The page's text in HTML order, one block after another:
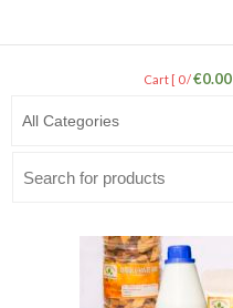
Cart [ 0 /€0.00